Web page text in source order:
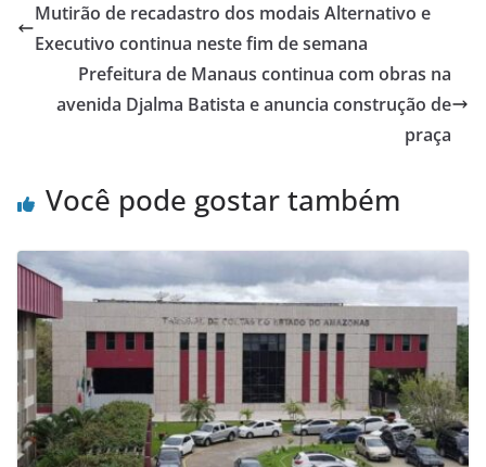
Mutirão de recadastro dos modais Alternativo e
Executivo continua neste fim de semana
Prefeitura de Manaus continua com obras na
avenida Djalma Batista e anuncia construção de
praça
Você pode gostar também